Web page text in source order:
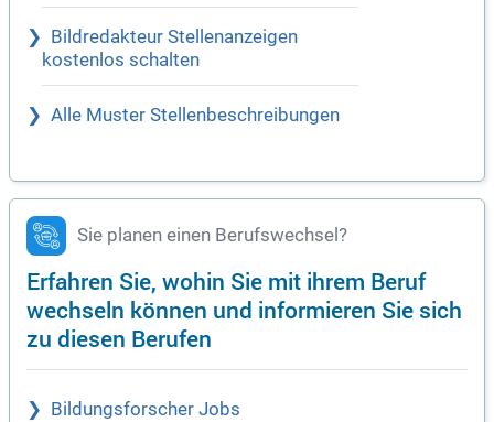
Bildredakteur Stellenanzeigen
kostenlos schalten
Alle Muster Stellenbeschreibungen
Sie planen einen Berufswechsel?
Erfahren Sie, wohin Sie mit ihrem Beruf
wechseln können und informieren Sie sich
zu diesen Berufen
Bildungsforscher Jobs